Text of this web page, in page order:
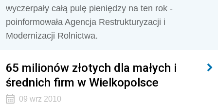
wyczerpały całą pulę pieniędzy na ten rok -
poinformowała Agencja Restrukturyzacji i
Modernizacji Rolnictwa.
65 milionów złotych dla małych i
średnich firm w Wielkopolsce
09 wrz 2010